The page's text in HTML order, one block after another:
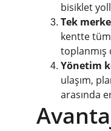
bisiklet
Tek
kentte
Yönetim
ulaşım,
arasında